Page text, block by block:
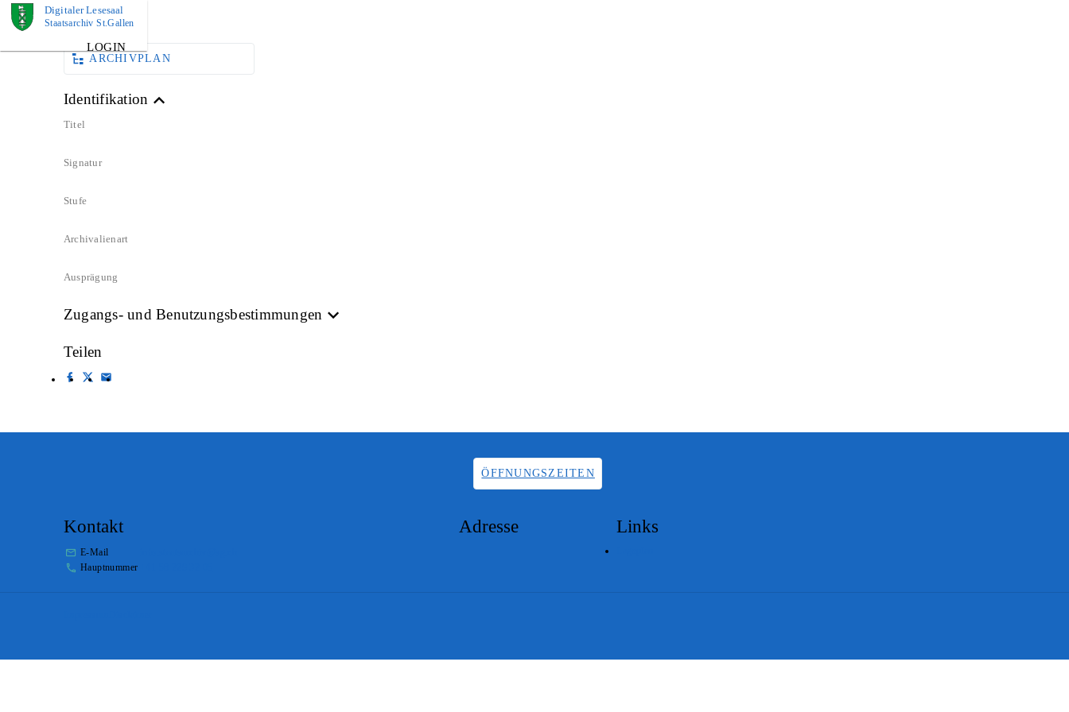
Digitaler Lesesaal
Staatsarchiv St.Gallen
LOGIN
URKUNDE
ARCHIVPLAN
Identifikation
Titel
Signatur
Stufe
Archivalienart
Ausprägung
Zugangs- und Benutzungsbestimmungen
Teilen
ÖFFNUNGSZEITEN
Kontakt
E-Mail
Hauptnummer
Adresse Links